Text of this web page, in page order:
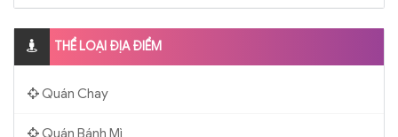
THỂ LOẠI ĐỊA ĐIỂM
Quán Chay
Quán Bánh Mì